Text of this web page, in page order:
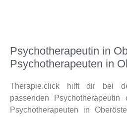
Psychotherapeutin in
Psychotherapeuten in
Therapie.click hilft dir bei
passenden
Psychotherapeuten in